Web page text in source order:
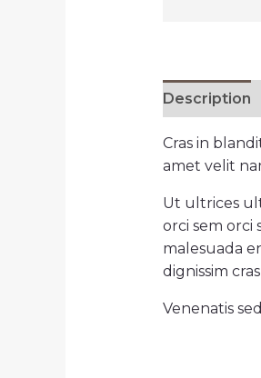
Description
Cras in
amet velit
Ut ultrices
orci sem orci
malesuada
dignissim
Venenatis